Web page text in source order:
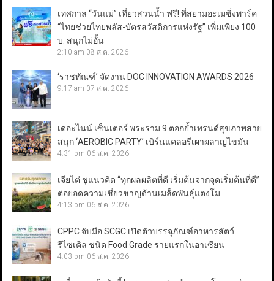
เทศกาล “วันแม่” เที่ยวสวนน้ำ ฟรี! ที่สยามอะเมซิ่งพาร์ค
“ไทยช่วยไทยพลัส-บัตรสวัสดิการแห่งรัฐ” เพิ่มเพียง 100
บ. สนุกไม่อั้น
2:10 am 08 ส.ค. 2026
‘ราชทัณฑ์’ จัดงาน DOC INNOVATION AWARDS 2026
9:17 am 07 ส.ค. 2026
เดอะไนน์ เซ็นเตอร์ พระราม 9 ตอกย้ำเทรนด์สุขภาพสาย
สนุก ‘AEROBIC PARTY’ เบิร์นแคลอรีเผาผลาญไขมัน
4:31 pm 06 ส.ค. 2026
เจียไต๋ ชูแนวคิด “ทุกผลผลิตที่ดี เริ่มต้นจากจุดเริ่มต้นที่ดี”
ต่อยอดความเชี่ยวชาญด้านเมล็ดพันธุ์แตงโม
4:13 pm 06 ส.ค. 2026
CPPC จับมือ SCGC เปิดตัวบรรจุภัณฑ์อาหารสัตว์
รีไซเคิล ชนิด Food Grade รายแรกในอาเซียน
4:03 pm 06 ส.ค. 2026